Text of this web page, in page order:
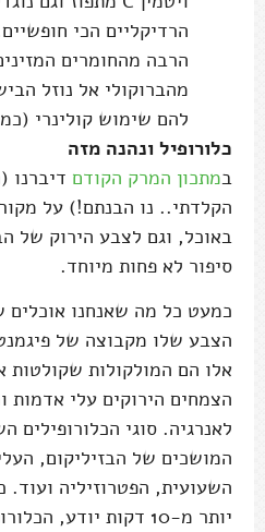
הרדיקליים הכי
הרבה מהחומרים
מהברוקולי אל נוזל
להם שימוש קולינרי
כלורופיל ונהנה מזה
במתכון המרק הקודם דיברנו
הקלדתי.. נו הבנתם!) על
באוכל, וגם לצבע הירוק של
סיפור לא פחות מיוחד.
כמעט כל מה שאנחנו
הצבע שלו מקבוצה של
אלו הם המולקולות
הצמחים הירוקים עלי אדמות
לאנרגיה. סוגי הכלורופילים
המושכים של הבזיליקום,
השעועית, הפטרוזיליה
יותר מ-10 דקות יודע,